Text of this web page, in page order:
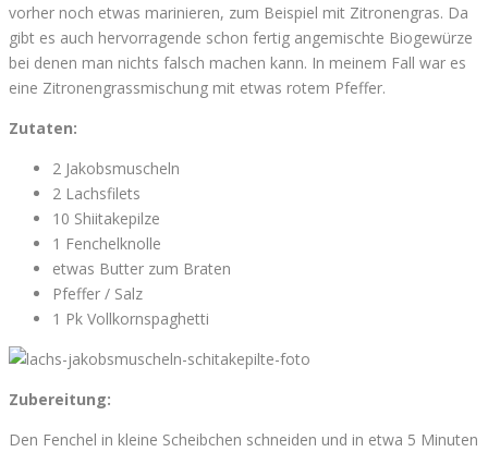
vorher noch etwas marinieren, zum Beispiel mit Zitronengras. Da
gibt es auch hervorragende schon fertig angemischte Biogewürze
bei denen man nichts falsch machen kann. In meinem Fall war es
eine Zitronengrassmischung mit etwas rotem Pfeffer.
Zutaten:
2 Jakobsmuscheln
2 Lachsfilets
10 Shiitakepilze
1 Fenchelknolle
etwas Butter zum Braten
Pfeffer / Salz
1 Pk Vollkornspaghetti
Zubereitung:
Den Fenchel in kleine Scheibchen schneiden und in etwa 5 Minuten